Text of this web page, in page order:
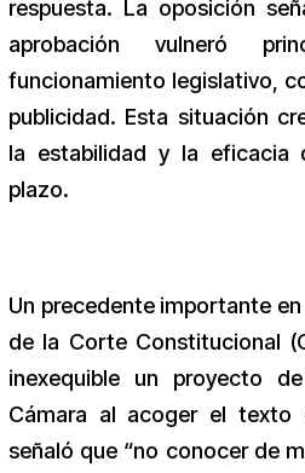
respuesta. La oposición
aprobación vulneró
funcionamiento legislativo,
publicidad. Esta situación
la estabilidad y la eficacia
plazo.
Un precedente importante
de la Corte Constitucional
inexequible un proyecto
Cámara al acoger el texto
señaló que “no conocer de